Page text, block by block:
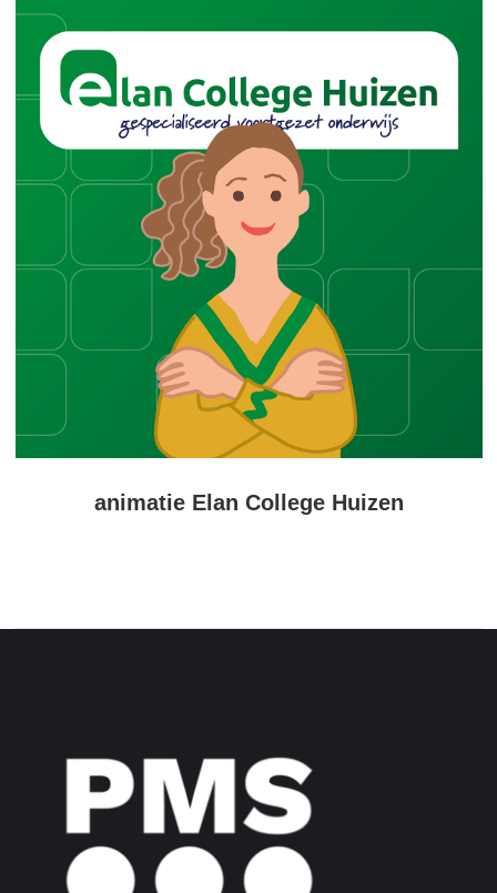
animatie Elan College Huizen